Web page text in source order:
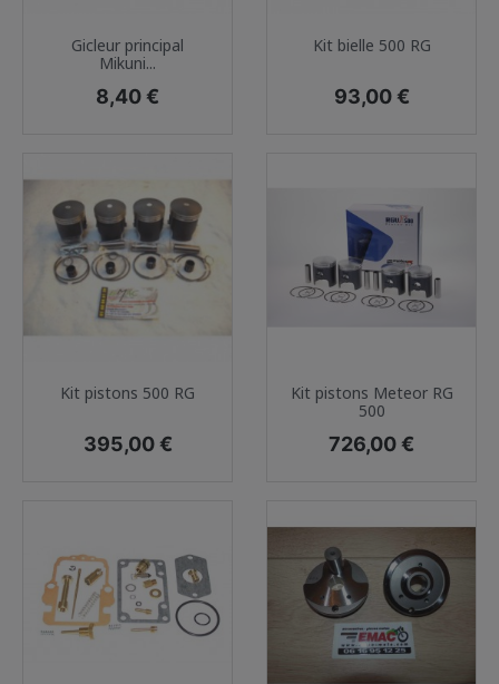
Gicleur principal
Mikuni...
Prix
8,40 €
Kit bielle 500 RG
Prix
93,00 €
Kit pistons 500 RG
Prix
395,00 €
Kit pistons Meteor RG
500
Prix
726,00 €